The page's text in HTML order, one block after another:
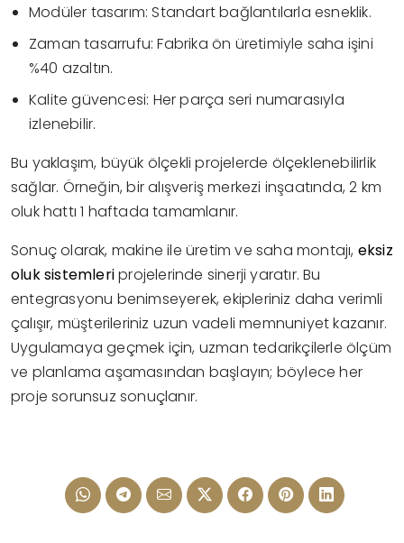
Modüler tasarım: Standart bağlantılarla esneklik.
Zaman tasarrufu: Fabrika ön üretimiyle saha işini
%40 azaltın.
Kalite güvencesi: Her parça seri numarasıyla
izlenebilir.
Bu yaklaşım, büyük ölçekli projelerde ölçeklenebilirlik
sağlar. Örneğin, bir alışveriş merkezi inşaatında, 2 km
oluk hattı 1 haftada tamamlanır.
Sonuç olarak, makine ile üretim ve saha montajı, eksiz
oluk sistemleriprojelerinde sinerji yaratır. Bu
entegrasyonu benimseyerek, ekipleriniz daha verimli
çalışır, müşterileriniz uzun vadeli memnuniyet kazanır.
Uygulamaya geçmek için, uzman tedarikçilerle ölçüm
ve planlama aşamasından başlayın; böylece her
proje sorunsuz sonuçlanır.